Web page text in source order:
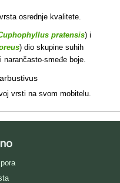
osrednje kvalitete.
pratensis) i
) dio skupine suhih
smeđe boje.
vrsti na svom mobitelu.